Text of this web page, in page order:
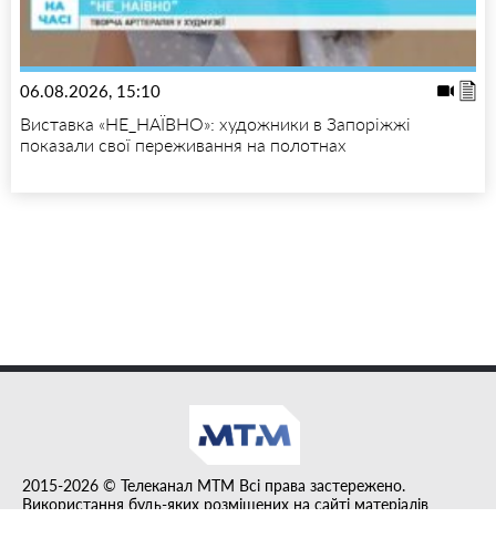
06.08.2026, 15:10
Виставка «НЕ_НАЇВНО»: художники в Запоріжжі
показали свої переживання на полотнах
2015-2026 © Телеканал MTM Всі права застережено.
Використання будь-яких розміщених на сайті матеріалів